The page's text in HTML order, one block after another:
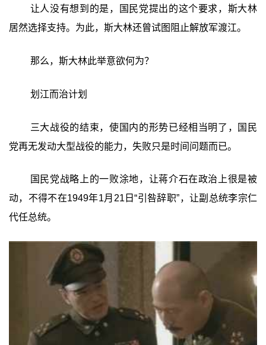
让人没有想到的是，国民党提出的这个要求，斯大林
居然选择支持。为此，斯大林还曾试图阻止解放军渡江。
那么，斯大林此举意欲何为？
划江而治计划
三大战役的结束，使国内的形势已经相当明了，国民
党再无发动大型战役的能力，失败只是时间问题而已。
国民党战略上的一败涂地，让蒋介石在政治上很是被
动，不得不在1949年1月21日“引咎辞职”，让副总统李宗仁
代任总统。